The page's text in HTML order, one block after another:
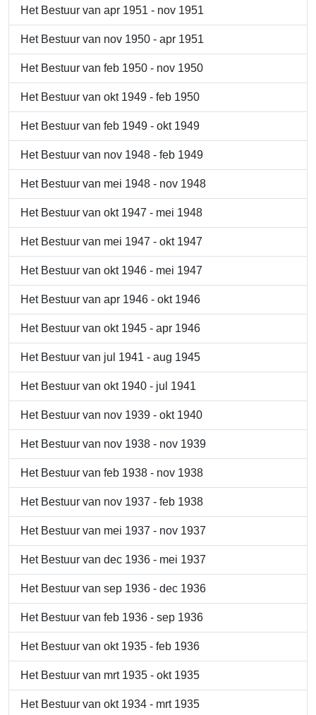
Het Bestuur van apr 1951 - nov 1951
Het Bestuur van nov 1950 - apr 1951
Het Bestuur van feb 1950 - nov 1950
Het Bestuur van okt 1949 - feb 1950
Het Bestuur van feb 1949 - okt 1949
Het Bestuur van nov 1948 - feb 1949
Het Bestuur van mei 1948 - nov 1948
Het Bestuur van okt 1947 - mei 1948
Het Bestuur van mei 1947 - okt 1947
Het Bestuur van okt 1946 - mei 1947
Het Bestuur van apr 1946 - okt 1946
Het Bestuur van okt 1945 - apr 1946
Het Bestuur van jul 1941 - aug 1945
Het Bestuur van okt 1940 - jul 1941
Het Bestuur van nov 1939 - okt 1940
Het Bestuur van nov 1938 - nov 1939
Het Bestuur van feb 1938 - nov 1938
Het Bestuur van nov 1937 - feb 1938
Het Bestuur van mei 1937 - nov 1937
Het Bestuur van dec 1936 - mei 1937
Het Bestuur van sep 1936 - dec 1936
Het Bestuur van feb 1936 - sep 1936
Het Bestuur van okt 1935 - feb 1936
Het Bestuur van mrt 1935 - okt 1935
Het Bestuur van okt 1934 - mrt 1935